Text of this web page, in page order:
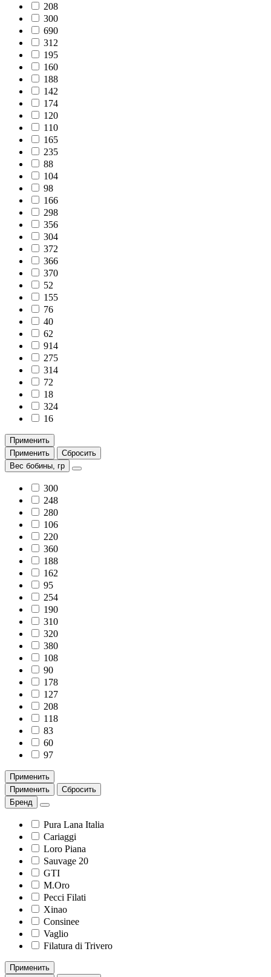
208
300
690
312
195
160
188
142
174
120
110
165
235
88
104
98
166
298
356
304
372
366
370
52
155
76
40
62
914
275
314
72
18
324
16
Применить
Применить
Сбросить
Вес бобины, гр
300
248
280
106
220
360
188
162
95
254
190
310
320
380
108
90
178
127
208
118
83
60
97
Применить
Применить
Сбросить
Бренд
Pura Lana Italia
Cariaggi
Loro Piana
Sauvage 20
GTI
M.Oro
Pecci Filati
Xinao
Consinee
Vaglio
Filatura di Trivero
Применить